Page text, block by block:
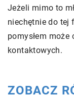
Jeżeli mimo to
niechętnie do tej
pomysłem
kontaktowych.
ZOBACZ